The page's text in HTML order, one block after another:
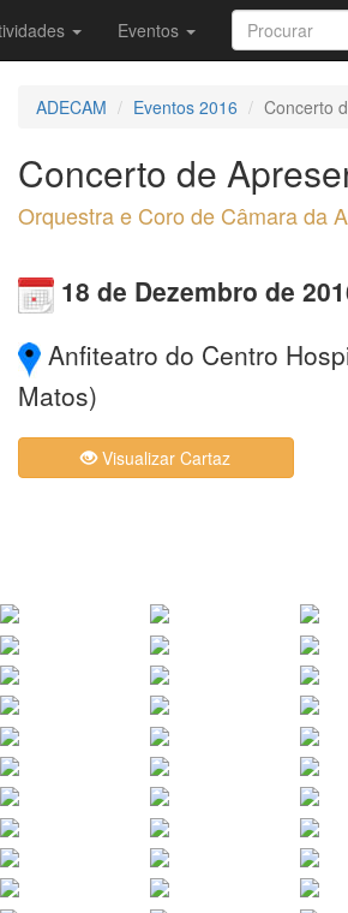
Eventos
ADECAM Eventos 2016 Concerto
Concerto de
Orquestra e Coro de Câmara da
18 de Dezembro de
Anfiteatro do Centro
Matos)
Visualizar Cartaz